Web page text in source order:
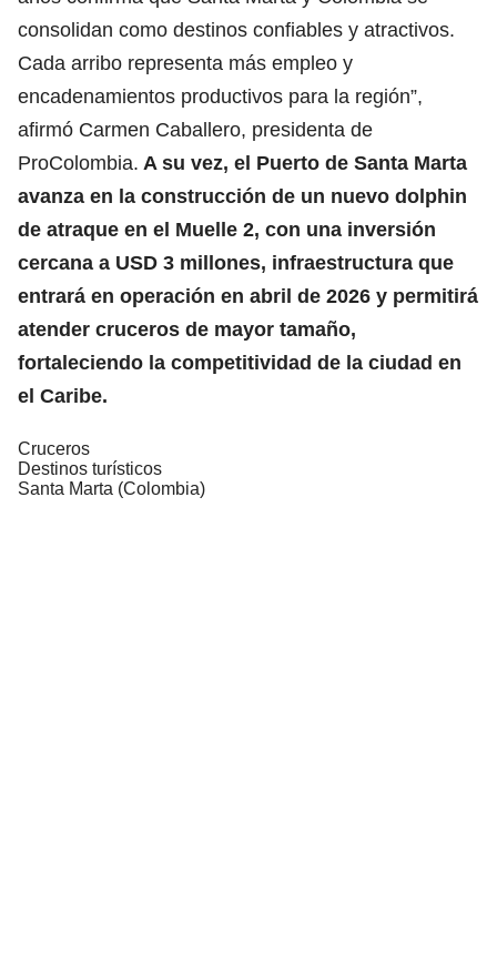
consolidan como destinos confiables y atractivos.
Cada arribo representa más empleo y
encadenamientos productivos para la región”,
afirmó Carmen Caballero, presidenta de
ProColombia. A su vez, el Puerto de Santa Marta
avanza en la construcción de un nuevo dolphin
de atraque en el Muelle 2, con una inversión
cercana a USD 3 millones, infraestructura que
entrará en operación en abril de 2026 y permitirá
atender cruceros de mayor tamaño,
fortaleciendo la competitividad de la ciudad en
el Caribe.
Cruceros
Destinos turísticos
Santa Marta (Colombia)